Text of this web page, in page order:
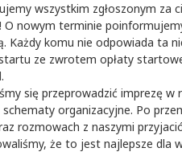
wszystkim zgłoszonym za
O nowym terminie
Każdy komu nie odpowiada ta
ze zwrotem opłaty
się przeprowadzić imprezę w
organizacyjne. Po
rozmowach z naszymi
że to jest najlepsze dla